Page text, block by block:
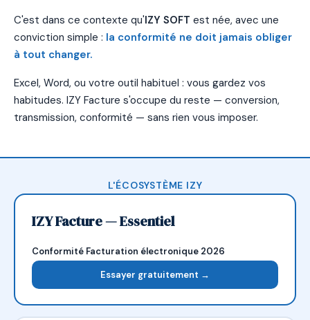
C'est dans ce contexte qu'IZY SOFT est née, avec une
conviction simple : la conformité ne doit jamais obliger
à tout changer.
Excel, Word, ou votre outil habituel : vous gardez vos
habitudes. IZY Facture s'occupe du reste — conversion,
transmission, conformité — sans rien vous imposer.
L'ÉCOSYSTÈME IZY
IZY Facture — Essentiel
Conformité Facturation électronique 2026
Essayer gratuitement →